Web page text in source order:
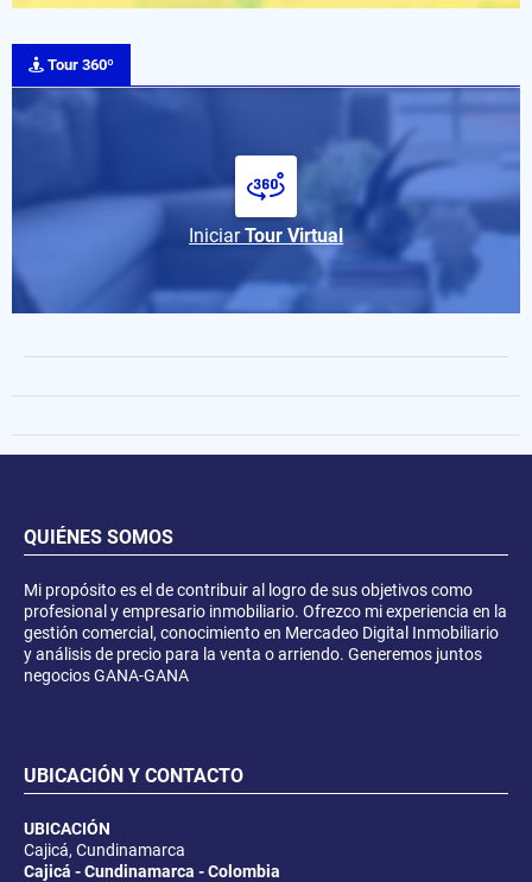
Tour 360º
IniciarTour Virtual
QUIÉNES SOMOS
Mi propósito es el de contribuir al logro de sus objetivos como
profesional y empresario inmobiliario. Ofrezco mi experiencia en la
gestión comercial, conocimiento en Mercadeo Digital Inmobiliario
y análisis de precio para la venta o arriendo. Generemos juntos
negocios GANA-GANA
UBICACIÓN Y CONTACTO
UBICACIÓN
Cajicá, Cundinamarca
Cajicá - Cundinamarca - Colombia